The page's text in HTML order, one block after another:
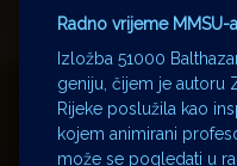
Radno vrijeme MMSU-
Izložba 51000
geniju, čijem je autoru
Rijeke poslužila kao
kojem animirani
može se pogledati u